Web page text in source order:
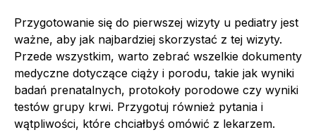
Przygotowanie się do pierwszej wizyty u pediatry jest
ważne, aby jak najbardziej skorzystać z tej wizyty.
Przede wszystkim, warto zebrać wszelkie dokumenty
medyczne dotyczące ciąży i porodu, takie jak wyniki
badań prenatalnych, protokoły porodowe czy wyniki
testów grupy krwi. Przygotuj również pytania i
wątpliwości, które chciałbyś omówić z lekarzem.